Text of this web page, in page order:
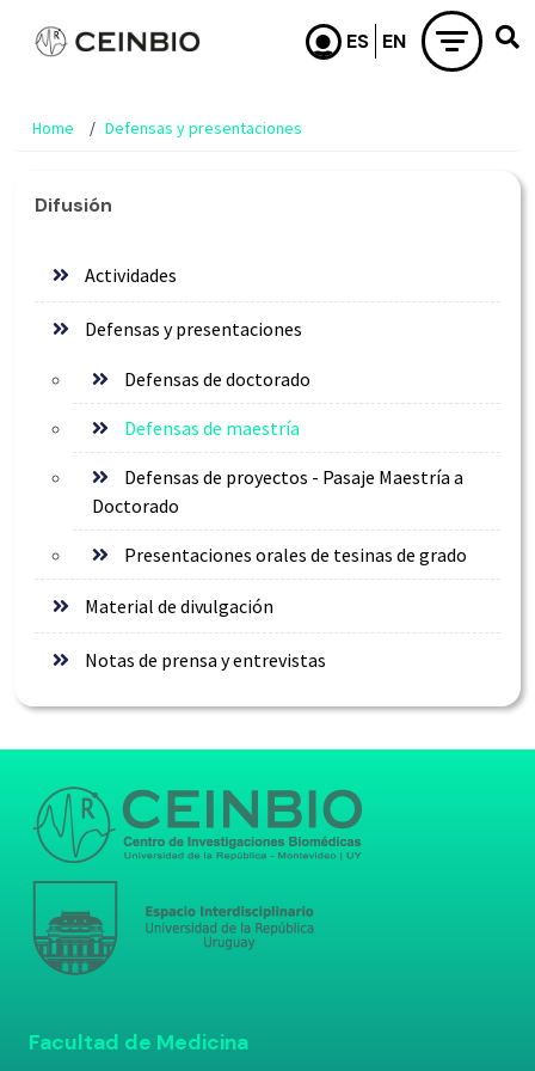
Skip to main content
Home Defensas y presentaciones
Difusión
Actividades
Defensas y presentaciones
Defensas de doctorado
Defensas de maestría
Defensas de proyectos - Pasaje Maestría a
Doctorado
Presentaciones orales de tesinas de grado
Material de divulgación
Notas de prensa y entrevistas
Facultad de Medicina